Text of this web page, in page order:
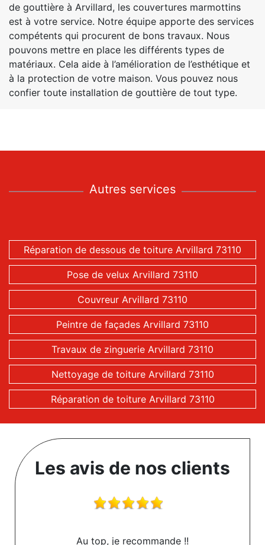
de gouttière à Arvillard, les couvertures marmottins
est à votre service. Notre équipe apporte des services
compétents qui procurent de bons travaux. Nous
pouvons mettre en place les différents types de
matériaux. Cela aide à l’amélioration de l’esthétique et
à la protection de votre maison. Vous pouvez nous
confier toute installation de gouttière de tout type.
Autres services
Réparation de dessous de toiture Arvillard 73110
Pose de velux Arvillard 73110
Couvreur Arvillard 73110
Peintre de façades Arvillard 73110
Travaux de zinguerie Arvillard 73110
Nettoyage de toiture Arvillard 73110
Réparation de toiture Arvillard 73110
Les avis de nos clients
Au top, je recommande !!